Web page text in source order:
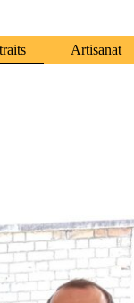
Artisanat